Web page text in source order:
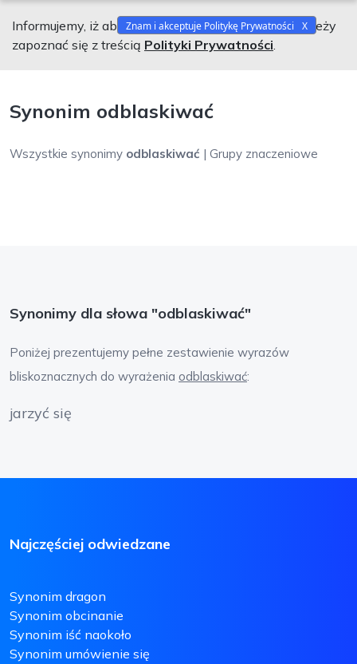
Synonim odblaskiwać
Wszystkie synonimy odblaskiwać | Grupy znaczeniowe
Synonimy dla słowa "odblaskiwać"
Poniżej prezentujemy pełne zestawienie wyrazów
bliskoznacznych do wyrażenia odblaskiwać:
jarzyć się
Najczęściej odwiedzane
Synonim dragon
Synonim obcinanie
Synonim iść naokoło
Synonim umówienie się
Informujemy, iż aby korzystać z naszego serwisu należy
zapoznać się z treścią Polityki Prywatności.
Znam i akceptuje Politykę Prywatności